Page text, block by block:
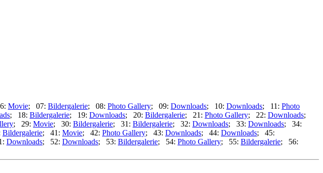
Movie; 07: Bildergalerie; 08: Photo Gallery; 09: Downloads; 10: Downloads; 11: Photo
; 18: Bildergalerie; 19: Downloads; 20: Bildergalerie; 21: Photo Gallery; 22: Downloads;
; 29: Movie; 30: Bildergalerie; 31: Bildergalerie; 32: Downloads; 33: Downloads; 34:
Bildergalerie; 41: Movie; 42: Photo Gallery; 43: Downloads; 44: Downloads; 45:
Downloads; 52: Downloads; 53: Bildergalerie; 54: Photo Gallery; 55: Bildergalerie; 56: